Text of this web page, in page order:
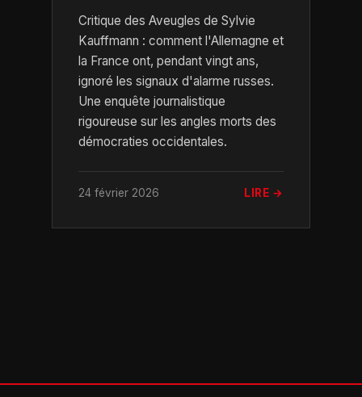
Critique des Aveugles de Sylvie
Kauffmann : comment l'Allemagne et
la France ont, pendant vingt ans,
ignoré les signaux d'alarme russes.
Une enquête journalistique
rigoureuse sur les angles morts des
démocraties occidentales.
24 février 2026 LIRE →